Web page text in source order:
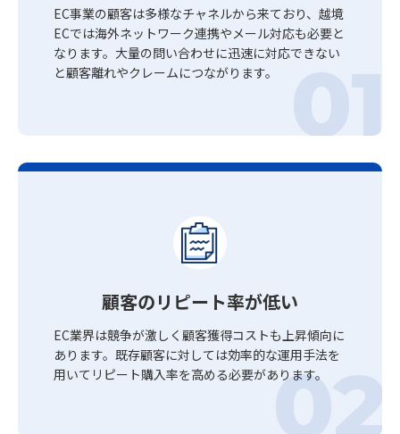
EC事業の顧客は多様なチャネルから来ており、越境
ECでは海外ネットワーク連携やメール対応も必要と
なります。大量の問い合わせに迅速に対応できない
と顧客離れやクレームにつながります。
顧客のリピート率が低い
EC業界は競争が激しく顧客獲得コストも上昇傾向に
あります。既存顧客に対しては効率的な運用手法を
用いてリピート購入率を高める必要があります。